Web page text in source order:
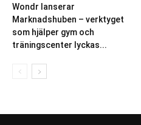
Wondr lanserar
Marknadshuben – verktyget
som hjälper gym och
träningscenter lyckas...